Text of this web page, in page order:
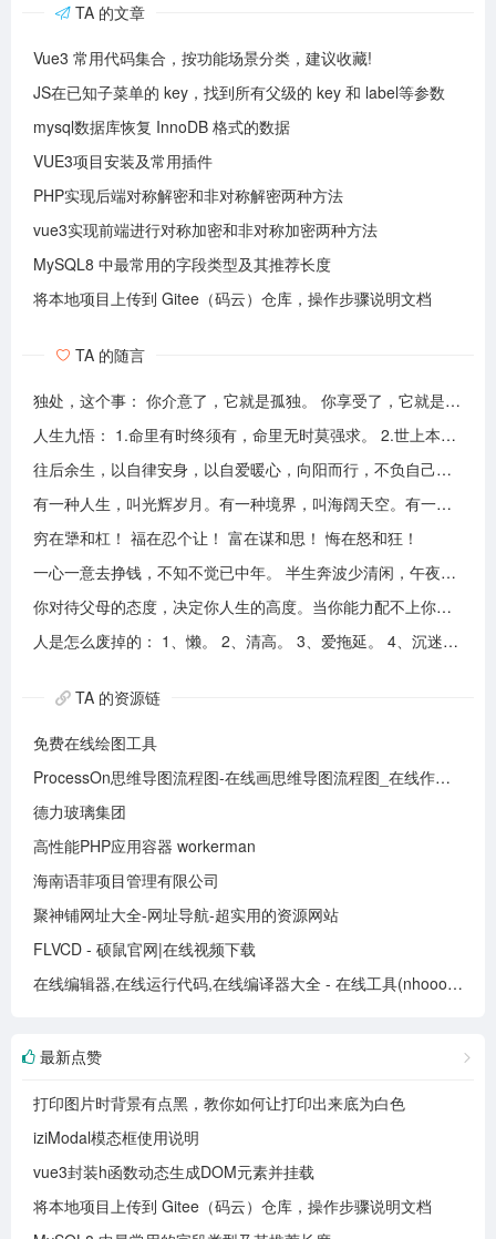
TA 的文章
Vue3 常用代码集合，按功能场景分类，建议收藏!
JS在已知子菜单的 key，找到所有父级的 key 和 label等参数
mysql数据库恢复 InnoDB 格式的数据
VUE3项目安装及常用插件
PHP实现后端对称解密和非对称解密两种方法
vue3实现前端进行对称加密和非对称加密两种方法
MySQL8 中最常用的字段类型及其推荐长度
将本地项目上传到 Gitee（码云）仓库，操作步骤说明文档
TA 的随言
独处，这个事： 你介意了，它就是孤独。 你享受了，它就是自由。
人生九悟： 1.命里有时终须有，命里无时莫强求。 2.世上本无事槦人自扰之。 3.睡前原谅一切，醒来不问过往。 4.平安健康是财富，无病无灾。 5.人心换人心，换不来就转身。 6.看破不说破，看透不说透。 7.得意时看淡，失意时看开。 8.知足常乐，一切随缘。 9.人生本过客，何须执着。
往后余生，以自律安身，以自爱暖心，向阳而行，不负自己，活成自己喜欢的模样！
有一种人生，叫光辉岁月。有一种境界，叫海阔天空。有一种心态，叫不可一世。 有一种亲情，叫真的爱你。有一种乡音，叫农民。 有一种爱情，叫喜欢你。 有一种路途，叫灰色轨迹。 有一种知己，叫情人。有一种情结，叫长城。 有一种和平，叫AMANI。 有一种行动，叫不再犹豫。 有一种父爱，叫大地。有一种孤独，叫冷雨夜。 有一种伤心，叫无尽空虚。 有一种无奈，叫岁月无声。有一种信仰，叫再见理想。有一种童真，叫月光光。有一种力量，叫冲开一切。有一种坚强，叫午夜怨曲。有一种感慨，叫谁伴我闯荡。 有一种坦然，叫无悔这一生。有一种思念，叫遥望。有一个歌手，叫黄家驹。 有一支乐队，叫BEYOND。三十多年，一晃而过！精神永留心间，致敬家驹！！
穷在犟和杠！ 福在忍个让！ 富在谋和思！ 悔在怒和狂！
一心一意去挣钱，不知不觉已中年。 半生奔波少清闲，午夜孤枕难入眠。 青山不老我不闲，一生忙碌为油盐。 风风雨雨几十载，转眼黄土埋胸前。 我笑青山颜不变，青山笑我已暮年。 如牛到老不得闲，得闲已与山共眠。 半生风雨半生寒，一杯浊酒敬流年。 回首过往半生路，七分酸楚三分甜。 岁月赠我两鬓霜，红尘赐我一身伤。 尝遍人间千般苦，颜衰依旧笑夕阳。
你对待父母的态度，决定你人生的高度。当你能力配不上你的欲望的时候，要学会控制欲望，并对自己的能力有认知、对自己的消费有规划、对自己的欲望有克制。
人是怎么废掉的： 1、懒。 2、清高。 3、爱拖延。 4、沉迷美色。 5、没有自控力。 6、不思考不学习。 7、安慰式自我欺骗。 8、胆小如鼠不敢打拼。 9、不懂示弱找别人帮助。 10、满脑子都是鸡毛蒜皮，忽略重大事情的选择。
TA 的资源链
免费在线绘图工具
ProcessOn思维导图流程图-在线画思维导图流程图_在线作图实时协作
德力玻璃集团
高性能PHP应用容器 workerman
海南语菲项目管理有限公司
聚神铺网址大全-网址导航-超实用的资源网站
FLVCD - 硕鼠官网|在线视频下载
在线编辑器,在线运行代码,在线编译器大全 - 在线工具(nhooo.com)
最新点赞
打印图片时背景有点黑，教你如何让打印出来底为白色
iziModal模态框使用说明
vue3封装h函数动态生成DOM元素并挂载
将本地项目上传到 Gitee（码云）仓库，操作步骤说明文档